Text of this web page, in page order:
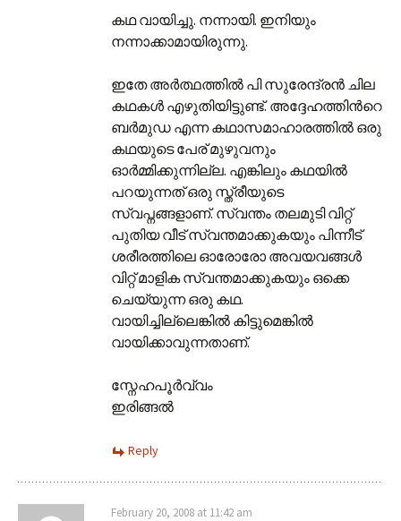
കഥ വായിച്ചു. നന്നായി. ഇനിയും
നന്നാക്കാമായിരുന്നു.
ഇതേ അര്‍ത്ഥത്തില്‍ പി സുരേന്ദ്രന്‍ ചില
കഥകള്‍ എഴുതിയിട്ടുണ്ട്. അദ്ദേഹത്തിന്‍റെ
ബര്‍മുഡ എന്ന കഥാസമാഹാരത്തില്‍ ഒരു
കഥയുടെ പേര് മുഴുവനും
ഓര്‍മ്മിക്കുന്നില്ല. എങ്കിലും കഥയില്‍
പറയുന്നത് ഒരു സ്ത്രീയുടെ
സ്വപ്നങ്ങളാണ്. സ്വന്തം തലമുടി വിറ്റ്
പുതിയ വീട് സ്വന്തമാക്കുകയും പിന്നീട്
ശരീരത്തിലെ ഓരോരോ അവയവങ്ങള്‍
വിറ്റ് മാളിക സ്വന്തമാക്കുകയും ഒക്കെ
ചെയ്യുന്ന ഒരു കഥ.
വായിച്ചില്ലെങ്കില്‍ കിട്ടുമെങ്കില്‍
വായിക്കാവുന്നതാണ്.
സ്നേഹപൂര്‍വ്വം
ഇരിങ്ങല്‍
Reply
February 20, 2008 at 11:42 am